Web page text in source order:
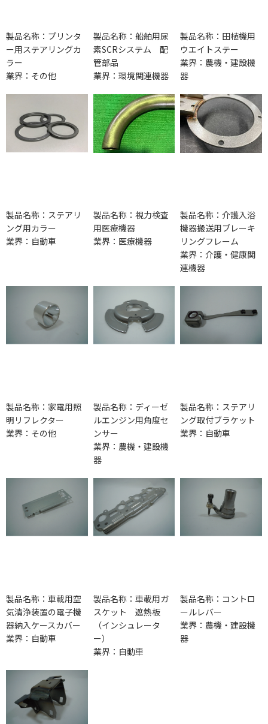
製品名称：プリンタ
ー用ステアリングカ
ラー
業界：その他
製品名称：船舶用尿
素SCRシステム 配
管部品
業界：環境関連機器
製品名称：田植機用
ウエイトステー
業界：農機・建設機
器
製品名称：ステアリ
ング用カラー
業界：自動車
製品名称：視力検査
用医療機器
業界：医療機器
製品名称：介護入浴
機器搬送用ブレーキ
リングフレーム
業界：介護・健康関
連機器
製品名称：家電用照
明リフレクター
業界：その他
製品名称：ディーゼ
ルエンジン用角度セ
ンサー
業界：農機・建設機
器
製品名称：ステアリ
ング取付ブラケット
業界：自動車
製品名称：車載用空
気清浄装置の電子機
器納入ケースカバー
業界：自動車
製品名称：車載用ガ
スケット 遮熱板
（インシュレータ
ー）
業界：自動車
製品名称：コントロ
ールレバー
業界：農機・建設機
器